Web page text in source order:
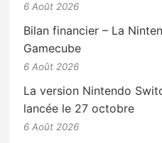
6 Août 2026
Bilan financier – La
Gamecube
6 Août 2026
La version Nintendo
lancée le 27 octobre
6 Août 2026